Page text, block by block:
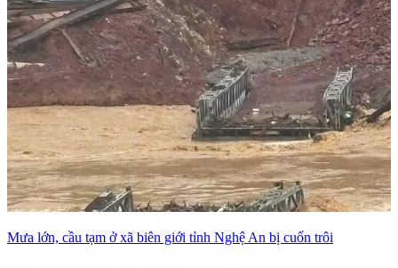
Mưa lớn, cầu tạm ở xã biên giới tỉnh Nghệ An bị cuốn trôi